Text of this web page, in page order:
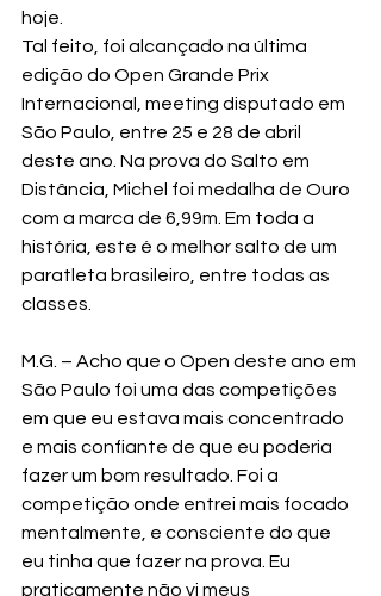
hoje.
Tal feito, foi alcançado na última
edição do Open Grande Prix
Internacional, meeting disputado em
São Paulo, entre 25 e 28 de abril
deste ano. Na prova do Salto em
Distância, Michel foi medalha de Ouro
com a marca de 6,99m. Em toda a
história, este é o melhor salto de um
paratleta brasileiro, entre todas as
classes.
M.G. – Acho que o Open deste ano em
São Paulo foi uma das competições
em que eu estava mais concentrado
e mais confiante de que eu poderia
fazer um bom resultado. Foi a
competição onde entrei mais focado
mentalmente, e consciente do que
eu tinha que fazer na prova. Eu
praticamente não vi meus